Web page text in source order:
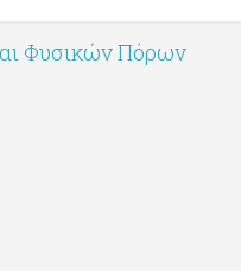
Φυσικών Πόρων